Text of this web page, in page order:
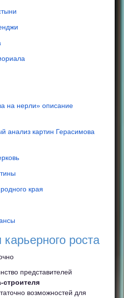
на нерли» описание
анализ картин Герасимова
края
роста
представителей
строителя
возможностей для